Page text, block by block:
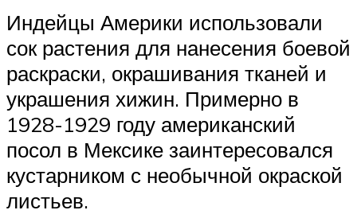
Индейцы Америки использовали
сок растения для нанесения боевой
раскраски, окрашивания тканей и
украшения хижин. Примерно в
1928-1929 году американский
посол в Мексике заинтересовался
кустарником с необычной окраской
листьев.